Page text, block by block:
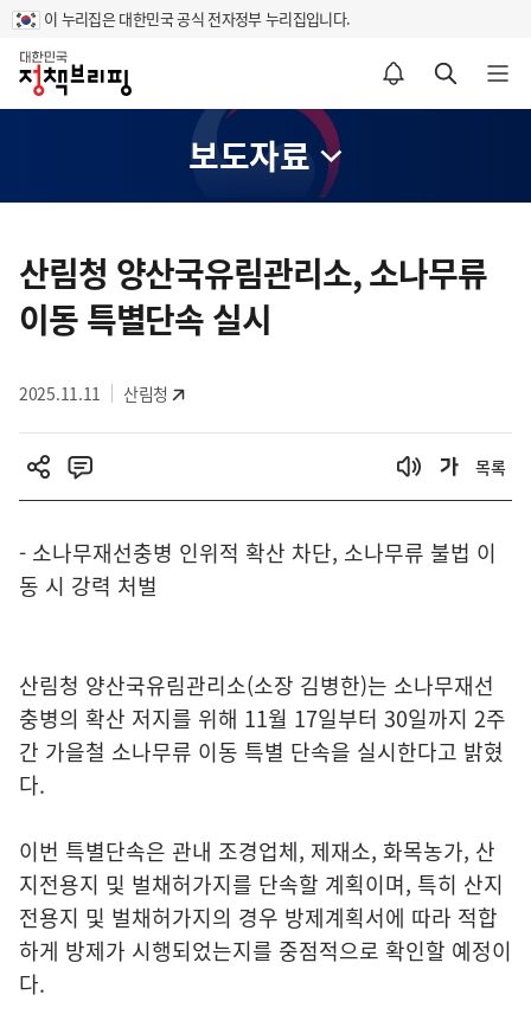
이 누리집은 대한민국 공식 전자정부 누리집입니다.
홈
알림설정 바로가기 검색 바로가기 메뉴 열기
보도자료
츠
영
산림청 양산국유림관리소, 소나무류
이동 특별단속 실시
2025.11.11 산림청
목록
- 소나무재선충병 인위적 확산 차단, 소나무류 불법 이
동 시 강력 처벌
산림청 양산국유림관리소(소장 김병한)는 소나무재선
충병의 확산 저지를 위해 11월 17일부터 30일까지 2주
간 가을철 소나무류 이동 특별 단속을 실시한다고 밝혔
다.
이번 특별단속은 관내 조경업체, 제재소, 화목농가, 산
지전용지 및 벌채허가지를 단속할 계획이며, 특히 산지
전용지 및 벌채허가지의 경우 방제계획서에 따라 적합
하게 방제가 시행되었는지를 중점적으로 확인할 예정이
다.